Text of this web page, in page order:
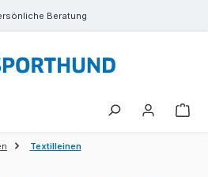
Beratung
Textilleinen